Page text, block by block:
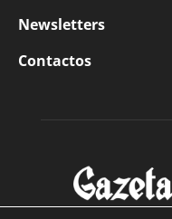
Newsletters
Contactos